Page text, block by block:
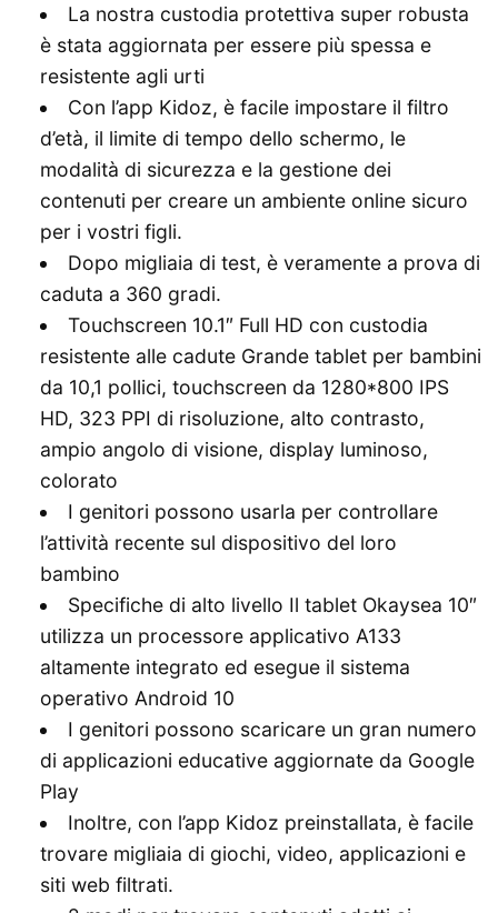
La nostra custodia protettiva super robusta
è stata aggiornata per essere più spessa e
resistente agli urti
Con l’app Kidoz, è facile impostare il filtro
d’età, il limite di tempo dello schermo, le
modalità di sicurezza e la gestione dei
contenuti per creare un ambiente online sicuro
per i vostri figli.
Dopo migliaia di test, è veramente a prova di
caduta a 360 gradi.
Touchscreen 10.1″ Full HD con custodia
resistente alle cadute Grande tablet per bambini
da 10,1 pollici, touchscreen da 1280*800 IPS
HD, 323 PPI di risoluzione, alto contrasto,
ampio angolo di visione, display luminoso,
colorato
I genitori possono usarla per controllare
l’attività recente sul dispositivo del loro
bambino
Specifiche di alto livello Il tablet Okaysea 10″
utilizza un processore applicativo A133
altamente integrato ed esegue il sistema
operativo Android 10
I genitori possono scaricare un gran numero
di applicazioni educative aggiornate da Google
Play
Inoltre, con l’app Kidoz preinstallata, è facile
trovare migliaia di giochi, video, applicazioni e
siti web filtrati.